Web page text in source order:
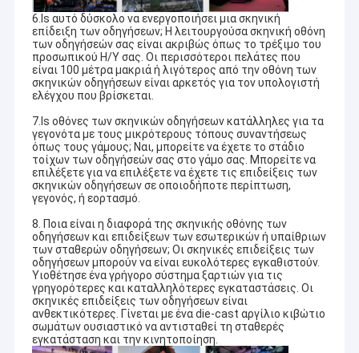
6.Is αυτό δύσκολο να ενεργοποιήσει μια σκηνική
επίδειξη των οδηγήσεων; Η λειτουργούσα σκηνική οθόνη
των οδηγήσεών σας είναι ακριβώς όπως το τρέξιμο του
προσωπικού Η/Υ σας. Οι περισσότεροι πελάτες που
είναι 100 μέτρα μακριά ή λιγότερος από την οθόνη των
σκηνικών οδηγήσεων είναι αρκετός για τον υπολογιστή
ελέγχου που βρίσκεται.
7.Is οθόνες των σκηνικών οδηγήσεων κατάλληλες για τα
γεγονότα με τους μικρότερους τόπους συναντήσεως
όπως τους γάμους; Ναι, μπορείτε να έχετε το στάδιο
τοίχων των οδηγήσεών σας στο γάμο σας. Μπορείτε να
επιλέξετε για να επιλέξετε να έχετε τις επιδείξεις των
σκηνικών οδηγήσεων σε οποιοδήποτε περίπτωση,
γεγονός, ή εορτασμό.
8. Ποια είναι η διαφορά της σκηνικής οθόνης των
οδηγήσεων και επιδείξεων των εσωτερικών ή υπαίθριων
των σταθερών οδηγήσεων; Οι σκηνικές επιδείξεις των
οδηγήσεων μπορούν να είναι ευκολότερες εγκαθιστούν.
Υιοθέτησε ένα γρήγορο σύστημα ξαρτιών για τις
γρηγορότερες και καταλληλότερες εγκαταστάσεις. Οι
σκηνικές επιδείξεις των οδηγήσεων είναι
ανθεκτικότερες. Γίνεται με ένα die-cast αργίλιο κιβώτιο
σωμάτων ουσιαστικό να αντισταθεί τη σταθερές
εγκατάσταση και την κινητοποίηση.